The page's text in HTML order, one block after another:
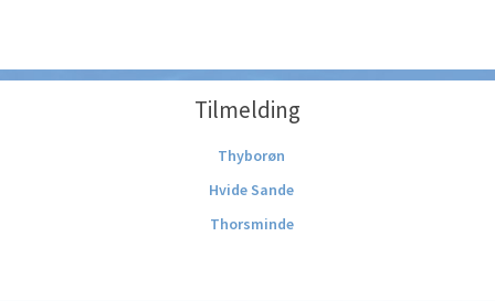
Tilmelding
Thyborøn
Hvide Sande
Thorsminde